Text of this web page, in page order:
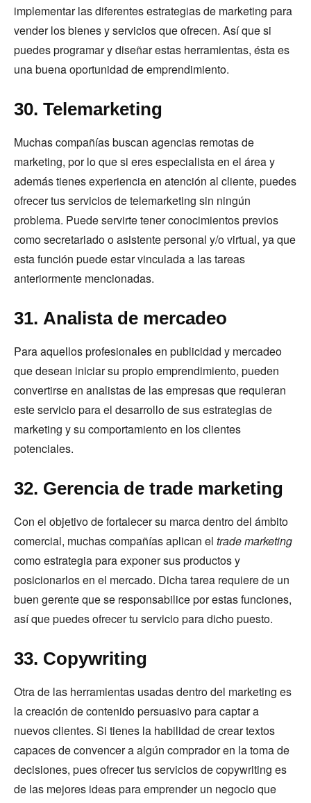
implementar las diferentes estrategias de marketing para
vender los bienes y servicios que ofrecen. Así que si
puedes programar y diseñar estas herramientas, ésta es
una buena oportunidad de emprendimiento.
30. Telemarketing
Muchas compañías buscan agencias remotas de
marketing, por lo que si eres especialista en el área y
además tienes experiencia en atención al cliente, puedes
ofrecer tus servicios de telemarketing sin ningún
problema. Puede servirte tener conocimientos previos
como secretariado o asistente personal y/o virtual, ya que
esta función puede estar vinculada a las tareas
anteriormente mencionadas.
31. Analista de mercadeo
Para aquellos profesionales en publicidad y mercadeo
que desean iniciar su propio emprendimiento, pueden
convertirse en analistas de las empresas que requieran
este servicio para el desarrollo de sus estrategias de
marketing y su comportamiento en los clientes
potenciales.
32. Gerencia de trade marketing
Con el objetivo de fortalecer su marca dentro del ámbito
comercial, muchas compañías aplican el trade marketing
como estrategia para exponer sus productos y
posicionarlos en el mercado. Dicha tarea requiere de un
buen gerente que se responsabilice por estas funciones,
así que puedes ofrecer tu servicio para dicho puesto.
33. Copywriting
Otra de las herramientas usadas dentro del marketing es
la creación de contenido persuasivo para captar a
nuevos clientes. Si tienes la habilidad de crear textos
capaces de convencer a algún comprador en la toma de
decisiones, pues ofrecer tus servicios de copywriting es
de las mejores ideas para emprender un negocio que